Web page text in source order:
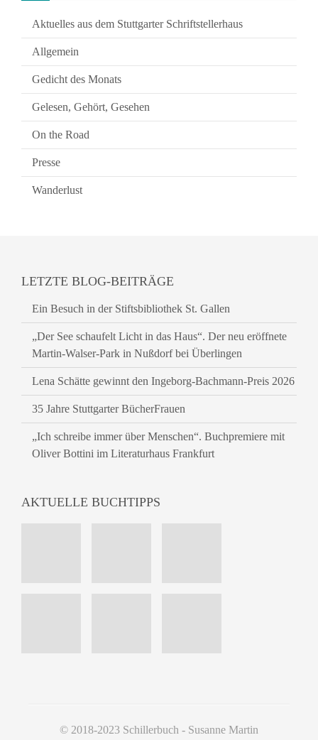
Aktuelles aus dem Stuttgarter Schriftstellerhaus
Allgemein
Gedicht des Monats
Gelesen, Gehört, Gesehen
On the Road
Presse
Wanderlust
LETZTE BLOG-BEITRÄGE
Ein Besuch in der Stiftsbibliothek St. Gallen
„Der See schaufelt Licht in das Haus“. Der neu eröffnete
Martin-Walser-Park in Nußdorf bei Überlingen
Lena Schätte gewinnt den Ingeborg-Bachmann-Preis 2026
35 Jahre Stuttgarter BücherFrauen
„Ich schreibe immer über Menschen“. Buchpremiere mit
Oliver Bottini im Literaturhaus Frankfurt
AKTUELLE BUCHTIPPS
© 2018-2023 Schillerbuch - Susanne Martin